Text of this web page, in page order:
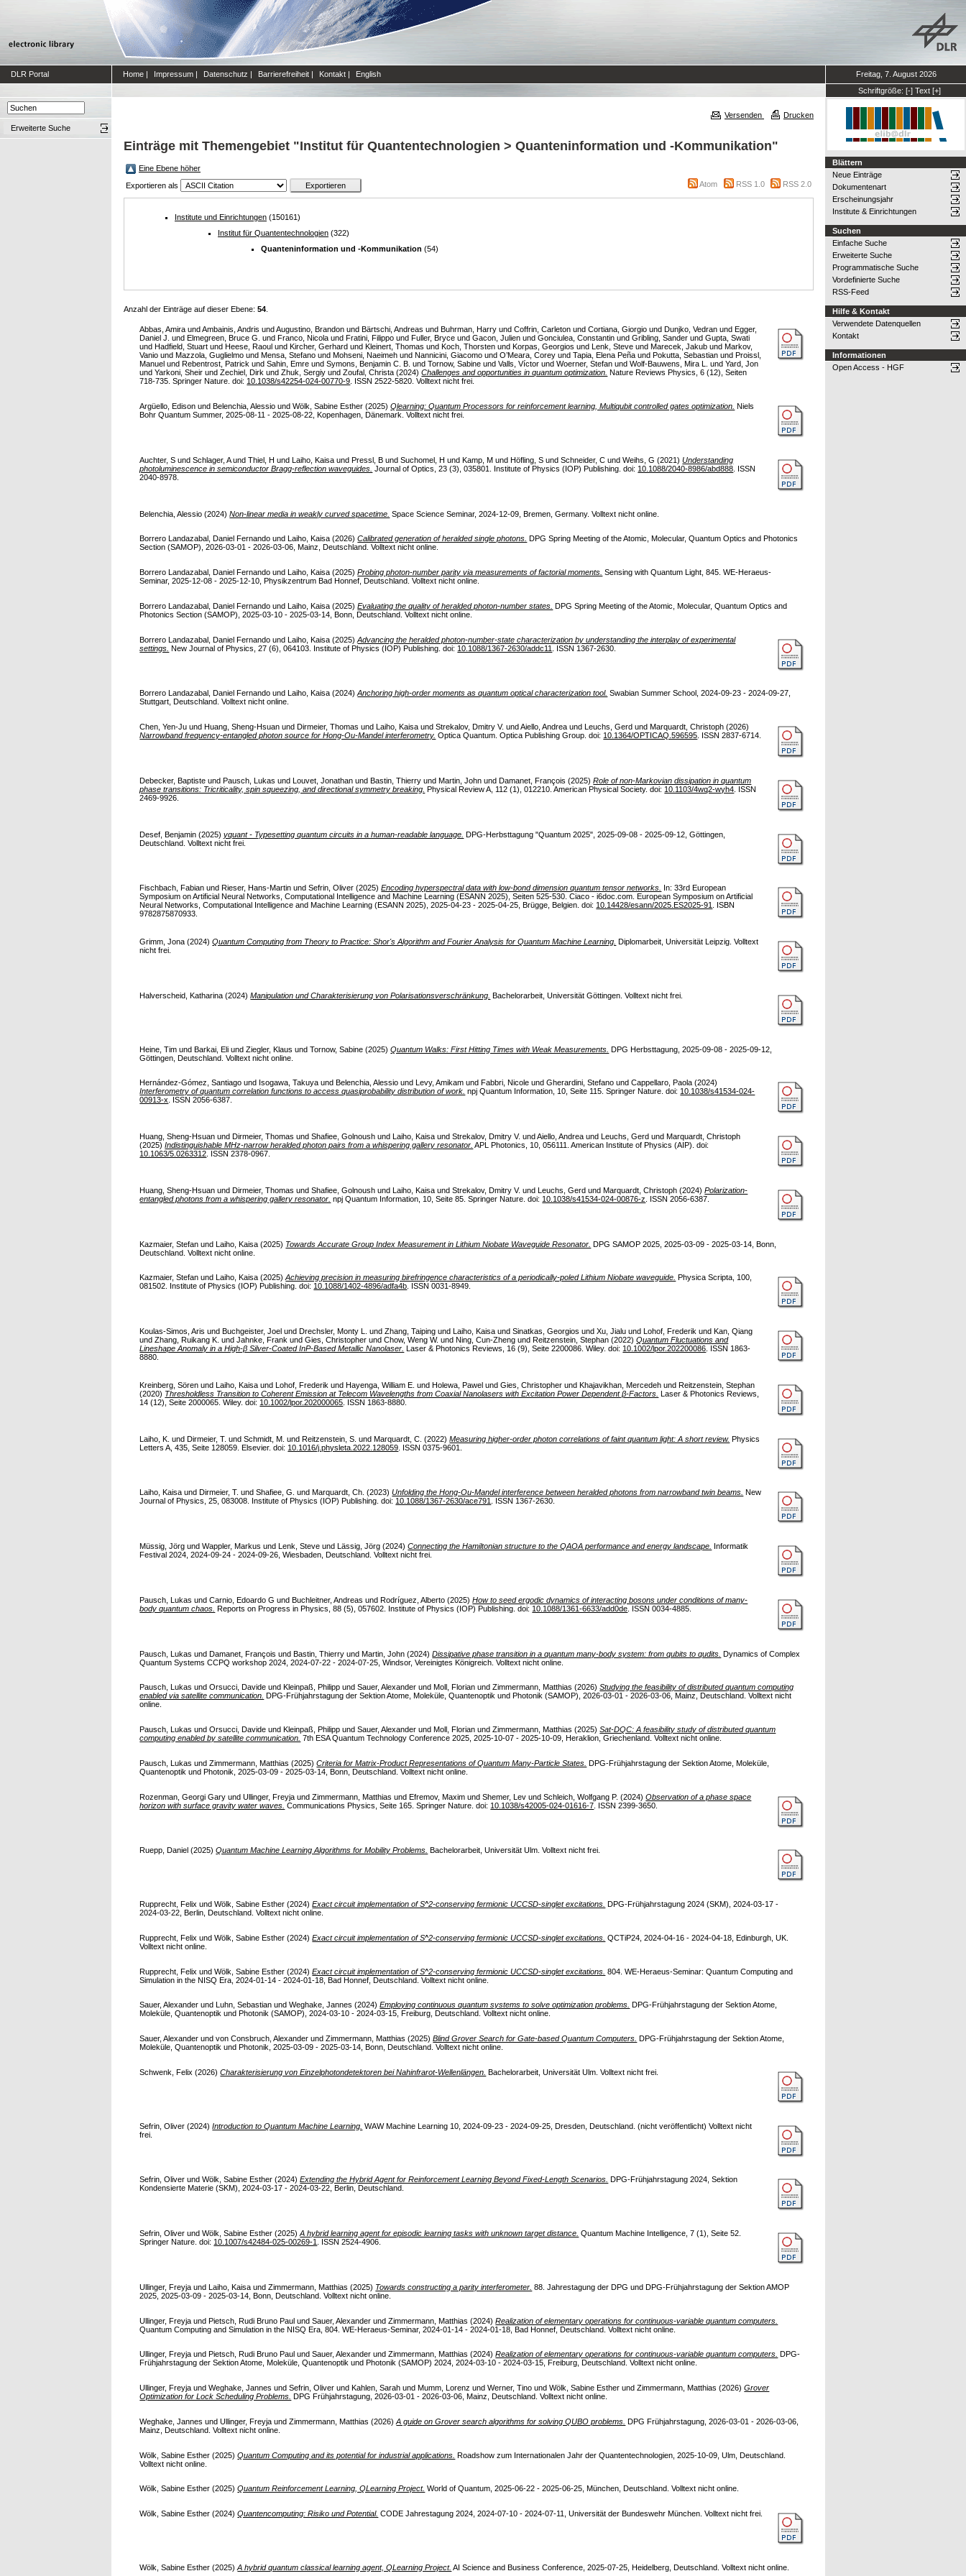
DLR Portal Home | Impressum | Datenschutz | Barrierefreiheit | Kontakt | English
Freitag, 7. August 2026
Schriftgröße: [-] Text [+]
Erweiterte Suche
Versenden Drucken
Einträge mit Themengebiet "Institut für Quantentechnologien > Quanteninformation und -Kommunikation"
Eine Ebene höher
Exportieren als
Atom RSS 1.0 RSS 2.0
Institute und Einrichtungen (150161)
Institut für Quantentechnologien (322)
Quanteninformation und -Kommunikation (54)
Anzahl der Einträge auf dieser Ebene: 54
Abbas, Amira undAmbainis, Andris undAugustino, Brandon und Bärtschi, Andreas und Buhrman, Harry undCoffrin, Carleton undCortiana, Giorgio und Dunjko, Vedran und Egger,
Daniel J. und Elmegreen, Bruce G. und Franco, Nicola und Fratini, Filippo und Fuller, Bryce undGacon, Julien undGonciulea, Constantin undGribling, Sander undGupta, Swati
und Hadfield, Stuart und Heese, Raoul und Kircher, Gerhard und Kleinert, Thomas und Koch, Thorsten und Korpas, Georgios und Lenk, Steve und Marecek, Jakub und Markov,
Vanio und Mazzola, Guglielmo und Mensa, Stefano und Mohseni, Naeimeh und Nannicini, Giacomo undO’Meara, Corey undTapia, Elena Peña und Pokutta, Sebastian und Proissl,
Manuel und Rebentrost, Patrick undSahin, Emre undSymons, Benjamin C. B. undTornow, Sabine undValls, Víctor undWoerner, Stefan undWolf-Bauwens, Mira L. undYard, Jon
undYarkoni, Sheir undZechiel, Dirk undZhuk, Sergiy undZoufal, Christa (2024)Challenges and opportunities in quantum optimization. Nature Reviews Physics, 6 (12), Seiten
718-735. Springer Nature. doi: 10.1038/s42254-024-00770-9 . ISSN 2522-5820. Volltext nicht frei.
Argüello, Edison undBelenchia, Alessio undWölk, Sabine Esther (2025)Qlearning: Quantum Processors for reinforcement learning, Multiqubit controlled gates optimization. Niels
Bohr Quantum Summer, 2025-08-11 - 2025-08-22, Kopenhagen, Dänemark. Volltext nicht frei.
Auchter, S undSchlager, AundThiel, H undLaiho, Kaisa undPressl, B undSuchomel, H undKamp, M undHöfling, S undSchneider, C undWeihs, G (2021)Understanding
photoluminescence in semiconductor Bragg-reflection waveguides. Journal of Optics, 23 (3), 035801. Institute of Physics (IOP) Publishing. doi: 10.1088/2040-8986/abd888 . ISSN
2040-8978.
Belenchia, Alessio (2024)Non-linear media in weakly curved spacetime. Space Science Seminar, 2024-12-09, Bremen, Germany. Volltext nicht online.
Borrero Landazabal, Daniel Fernando und Laiho, Kaisa (2026)Calibrated generation of heralded single photons.
DPG Spring Meeting of the Atomic, Molecular, Quantum Optics and Photonics
Section (SAMOP), 2026-03-01 - 2026-03-06, Mainz, Deutschland. Volltext nicht online.
Borrero Landazabal, Daniel Fernando undLaiho, Kaisa (2025)Probing photon-number parity via measurements of factorial moments. Sensing with Quantum Light, 845. WE-Heraeus-
Seminar, 2025-12-08 - 2025-12-10, Physikzentrum Bad Honnef, Deutschland. Volltext nicht online.
Borrero Landazabal, Daniel Fernando undLaiho, Kaisa (2025)Evaluating the quality of heralded photon-number states. DPG Spring Meeting of the Atomic, Molecular, Quantum Optics and
Photonics Section (SAMOP), 2025-03-10 - 2025-03-14, Bonn, Deutschland. Volltext nicht online.
Borrero Landazabal, Daniel Fernando undLaiho, Kaisa (2025)Advancing the heralded photon-number-state characterization by understanding the interplay of experimental
settings. New Journal of Physics, 27 (6), 064103. Institute of Physics (IOP) Publishing. doi: 10.1088/1367-2630/addc11 . ISSN 1367-2630.
Borrero Landazabal, Daniel Fernando und Laiho, Kaisa (2024)Anchoring high-order moments as quantum optical characterization tool. Swabian Summer School, 2024-09-23 - 2024-09-27,
Stuttgart, Deutschland. Volltext nicht online.
Chen, Yen-Ju undHuang, Sheng-Hsuan undDirmeier, Thomas undLaiho, Kaisa undStrekalov, Dmitry V. undAiello, Andrea undLeuchs, Gerd undMarquardt, Christoph (2026)
Narrowband frequency-entangled photon source for Hong-Ou-Mandel interferometry. Optica Quantum. Optica Publishing Group. doi: 10.1364/OPTICAQ.596595 . ISSN 2837-6714.
Debecker, Baptiste undPausch, Lukas undLouvet, Jonathan undBastin, Thierry undMartin, John undDamanet, François (2025)Role of non-Markovian dissipation in quantum
phase transitions: Tricriticality, spin squeezing, and directional symmetry breaking. Physical Review A, 112 (1), 012210. American Physical Society. doi: 10.1103/4wq2-wyh4 . ISSN
2469-9926.
Desef, Benjamin (2025)yquant - Typesetting quantum circuits in a human-readable language. DPG-Herbsttagung "Quantum 2025", 2025-09-08 - 2025-09-12, Göttingen,
Deutschland. Volltext nicht frei.
Fischbach, Fabian und Rieser, Hans-Martin undSefrin, Oliver (2025)Encoding hyperspectral data with low-bond dimension quantum tensor networks.
In: 33rd European
Symposium on Artificial Neural Networks, Computational Intelligence and Machine Learning (ESANN 2025), Seiten 525-530. Ciaco - i6doc.com. European Symposium on Artificial
Neural Networks, Computational Intelligence and Machine Learning (ESANN 2025), 2025-04-23 - 2025-04-25, Brügge, Belgien. doi: 10.14428/esann/2025.ES2025-91
. ISBN
9782875870933.
Grimm, Jona (2024)Quantum Computing from Theory to Practice: Shor's Algorithm and Fourier Analysis for Quantum Machine Learning. Diplomarbeit, Universität Leipzig. Volltext
nicht frei.
Halverscheid, Katharina (2024)Manipulation und Charakterisierung von Polarisationsverschränkung. Bachelorarbeit, Universität Göttingen. Volltext nicht frei.
Heine, Tim undBarkai, Eli undZiegler, Klaus undTornow, Sabine (2025)Quantum Walks: First Hitting Times with Weak Measurements. DPG Herbsttagung, 2025-09-08 - 2025-09-12,
Göttingen, Deutschland. Volltext nicht online.
Hernández-Gómez, Santiago und Isogawa, Takuya und Belenchia, Alessio und Levy, Amikam und Fabbri, Nicole undGherardini, Stefano undCappellaro, Paola (2024)
Interferometry of quantum correlation functions to access quasiprobability distribution of work. npj Quantum Information, 10, Seite 115. Springer Nature. doi: 10.1038/s41534-024-
00913-x
. ISSN 2056-6387.
Huang, Sheng-Hsuan undDirmeier, Thomas undShafiee, Golnoush undLaiho, Kaisa undStrekalov, Dmitry V. undAiello, Andrea undLeuchs, Gerd undMarquardt, Christoph
(2025)Indistinguishable MHz-narrow heralded photon pairs from a whispering gallery resonator. APL Photonics, 10, 056111. American Institute of Physics (AIP). doi:
10.1063/5.0263312 . ISSN 2378-0967.
Huang, Sheng-Hsuan undDirmeier, Thomas undShafiee, Golnoush undLaiho, Kaisa undStrekalov, Dmitry V. undLeuchs, Gerd undMarquardt, Christoph (2024)Polarization-
entangled photons from a whispering gallery resonator. npj Quantum Information, 10, Seite 85. Springer Nature. doi: 10.1038/s41534-024-00876-z . ISSN 2056-6387.
Kazmaier, Stefan undLaiho, Kaisa (2025) Towards Accurate Group Index Measurement in Lithium Niobate Waveguide Resonator. DPG SAMOP 2025, 2025-03-09 - 2025-03-14, Bonn,
Deutschland. Volltext nicht online.
Kazmaier, Stefan und Laiho, Kaisa (2025)Achieving precision in measuring birefringence characteristics of a periodically-poled Lithium Niobate waveguide.
Physica Scripta, 100,
081502. Institute of Physics (IOP) Publishing. doi: 10.1088/1402-4896/adfa4b . ISSN 0031-8949.
Koulas‐Simos, Aris undBuchgeister, Joel undDrechsler, Monty L. undZhang, Taiping undLaiho, Kaisa undSinatkas, Georgios undXu, Jialu undLohof, Frederik undKan, Qiang
undZhang, Ruikang K. undJahnke, Frank undGies, Christopher undChow, Weng W. undNing, Cun‐Zheng undReitzenstein, Stephan (2022)Quantum Fluctuations and
Lineshape Anomaly in a High‐β Silver‐Coated InP‐Based Metallic Nanolaser. Laser & Photonics Reviews, 16 (9), Seite 2200086. Wiley. doi: 10.1002/lpor.202200086 . ISSN 1863-
8880.
Kreinberg, Sören undLaiho, Kaisa undLohof, Frederik undHayenga, William E. undHolewa, Pawel undGies, Christopher undKhajavikhan, Mercedeh undReitzenstein, Stephan
(2020) Thresholdless Transition to Coherent Emission at Telecom Wavelengths from Coaxial Nanolasers with Excitation Power Dependent β‐Factors. Laser & Photonics Reviews,
14 (12), Seite 2000065. Wiley. doi: 10.1002/lpor.202000065 . ISSN 1863-8880.
Laiho, K. undDirmeier, T. undSchmidt, M. undReitzenstein, S. undMarquardt, C. (2022)Measuring higher-order photon correlations of faint quantum light: A short review. Physics
Letters A, 435, Seite 128059. Elsevier. doi: 10.1016/j.physleta.2022.128059 . ISSN 0375-9601.
Laiho, Kaisa und Dirmeier, T. undShafiee, G. und Marquardt, Ch. (2023)Unfolding the Hong-Ou-Mandel interference between heralded photons from narrowband twin beams. New
Journal of Physics, 25, 083008. Institute of Physics (IOP) Publishing. doi: 10.1088/1367-2630/ace791 . ISSN 1367-2630.
Müssig, Jörg undWappler, Markus undLenk, Steve undLässig, Jörg (2024)Connecting the Hamiltonian structure to the QAOA performance and energy landscape. Informatik
Festival 2024, 2024-09-24 - 2024-09-26, Wiesbaden, Deutschland. Volltext nicht frei.
Pausch, Lukas undCarnio, Edoardo G undBuchleitner, Andreas undRodríguez, Alberto (2025)How to seed ergodic dynamics of interacting bosons under conditions of many-
body quantum chaos. Reports on Progress in Physics, 88 (5), 057602. Institute of Physics (IOP) Publishing. doi: 10.1088/1361-6633/add0de . ISSN 0034-4885.
Pausch, Lukas undDamanet, François undBastin, Thierry undMartin, John (2024)Dissipative phase transition in a quantum many-body system: from qubits to qudits. Dynamics of Complex
Quantum Systems CCPQ workshop 2024, 2024-07-22 - 2024-07-25, Windsor, Vereinigtes Königreich. Volltext nicht online.
Pausch, Lukas undOrsucci, Davide und Kleinpaß, Philipp undSauer, Alexander und Moll, Florian undZimmermann, Matthias (2026)Studying the feasibility of distributed quantum computing
enabled via satellite communication.
DPG-Frühjahrstagung der Sektion Atome, Moleküle, Quantenoptik und Photonik (SAMOP), 2026-03-01 - 2026-03-06, Mainz, Deutschland. Volltext nicht
online.
Pausch, Lukas undOrsucci, Davide undKleinpaß, Philipp undSauer, Alexander undMoll, Florian undZimmermann, Matthias (2025)Sat-DQC: A feasibility study of distributed quantum
computing enabled by satellite communication. 7th ESA Quantum Technology Conference 2025, 2025-10-07 - 2025-10-09, Heraklion, Griechenland. Volltext nicht online.
Pausch, Lukas undZimmermann, Matthias (2025)Criteria for Matrix-Product Representations of Quantum Many-Particle States. DPG-Frühjahrstagung der Sektion Atome, Moleküle,
Quantenoptik und Photonik, 2025-03-09 - 2025-03-14, Bonn, Deutschland. Volltext nicht online.
Rozenman, Georgi Gary undUllinger, Freyja undZimmermann, Matthias undEfremov, Maxim undShemer, Lev undSchleich, Wolfgang P. (2024)Observation of a phase space
horizon with surface gravity water waves. Communications Physics, Seite 165. Springer Nature. doi: 10.1038/s42005-024-01616-7 . ISSN 2399-3650.
Ruepp, Daniel (2025)Quantum Machine Learning Algorithms for Mobility Problems. Bachelorarbeit, Universität Ulm. Volltext nicht frei.
Rupprecht, Felix undWölk, Sabine Esther (2024)Exact circuit implementation of S^2-conserving fermionic UCCSD-singlet excitations. DPG-Frühjahrstagung 2024 (SKM), 2024-03-17 -
2024-03-22, Berlin, Deutschland. Volltext nicht online.
Rupprecht, Felix undWölk, Sabine Esther (2024)Exact circuit implementation of S^2-conserving fermionic UCCSD-singlet excitations. QCTiP24, 2024-04-16 - 2024-04-18, Edinburgh, UK.
Volltext nicht online.
Rupprecht, Felix undWölk, Sabine Esther (2024)Exact circuit implementation of S^2-conserving fermionic UCCSD-singlet excitations. 804. WE-Heraeus-Seminar: Quantum Computing and
Simulation in the NISQ Era, 2024-01-14 - 2024-01-18, Bad Honnef, Deutschland. Volltext nicht online.
Sauer, Alexander und Luhn, Sebastian undWeghake, Jannes (2024)Employing continuous quantum systems to solve optimization problems.
DPG-Frühjahrstagung der Sektion Atome,
Moleküle, Quantenoptik und Photonik (SAMOP), 2024-03-10 - 2024-03-15, Freiburg, Deutschland. Volltext nicht online.
Sauer, Alexander undvon Consbruch, Alexander undZimmermann, Matthias (2025)Blind Grover Search for Gate-based Quantum Computers. DPG-Frühjahrstagung der Sektion Atome,
Moleküle, Quantenoptik und Photonik, 2025-03-09 - 2025-03-14, Bonn, Deutschland. Volltext nicht online.
Schwenk, Felix (2026)Charakterisierung von Einzelphotondetektoren bei Nahinfrarot-Wellenlängen. Bachelorarbeit, Universität Ulm. Volltext nicht frei.
Sefrin, Oliver (2024)Introduction to Quantum Machine Learning. WAW Machine Learning 10, 2024-09-23 - 2024-09-25, Dresden, Deutschland. (nicht veröffentlicht) Volltext nicht
frei.
Sefrin, Oliver undWölk, Sabine Esther (2024)Extending the Hybrid Agent for Reinforcement Learning Beyond Fixed-Length Scenarios.
DPG-Frühjahrstagung 2024, Sektion
Kondensierte Materie (SKM), 2024-03-17 - 2024-03-22, Berlin, Deutschland.
Sefrin, Oliver undWölk, Sabine Esther (2025)A hybrid learning agent for episodic learning tasks with unknown target distance. Quantum Machine Intelligence, 7 (1), Seite 52.
Springer Nature. doi: 10.1007/s42484-025-00269-1 . ISSN 2524-4906.
Ullinger, Freyja undLaiho, Kaisa undZimmermann, Matthias (2025) Towards constructing a parity interferometer. 88. Jahrestagung der DPG und DPG-Frühjahrstagung der Sektion AMOP
2025, 2025-03-09 - 2025-03-14, Bonn, Deutschland. Volltext nicht online.
Ullinger, Freyja undPietsch, Rudi Bruno Paul undSauer, Alexander undZimmermann, Matthias (2024)Realization of elementary operations for continuous-variable quantum computers.
Quantum Computing and Simulation in the NISQ Era, 804. WE-Heraeus-Seminar, 2024-01-14 - 2024-01-18, Bad Honnef, Deutschland. Volltext nicht online.
Ullinger, Freyja und Pietsch, Rudi Bruno Paul undSauer, Alexander undZimmermann, Matthias (2024)Realization of elementary operations for continuous-variable quantum computers.
DPG-
Frühjahrstagung der Sektion Atome, Moleküle, Quantenoptik und Photonik (SAMOP) 2024, 2024-03-10 - 2024-03-15, Freiburg, Deutschland. Volltext nicht online.
Ullinger, Freyja undWeghake, Jannes undSefrin, Oliver undKahlen, Sarah undMumm, Lorenz undWerner, Tino undWölk, Sabine Esther undZimmermann, Matthias (2026)Grover
Optimization for Lock Scheduling Problems. DPG Frühjahrstagung, 2026-03-01 - 2026-03-06, Mainz, Deutschland. Volltext nicht online.
Weghake, Jannes undUllinger, Freyja undZimmermann, Matthias (2026)A guide on Grover search algorithms for solving QUBO problems. DPG Frühjahrstagung, 2026-03-01 - 2026-03-06,
Mainz, Deutschland. Volltext nicht online.
Wölk, Sabine Esther (2025)Quantum Computing and its potential for industrial applications. Roadshow zum Internationalen Jahr der Quantentechnologien, 2025-10-09, Ulm, Deutschland.
Volltext nicht online.
Wölk, Sabine Esther (2025)Quantum Reinforcement Learning, QLearning Project. World of Quantum, 2025-06-22 - 2025-06-25, München, Deutschland. Volltext nicht online.
Wölk, Sabine Esther (2024)Quantencomputing: Risiko und Potential. CODE Jahrestagung 2024, 2024-07-10 - 2024-07-11, Universität der Bundeswehr München. Volltext nicht frei.
Wölk, Sabine Esther (2025)A hybrid quantum classical learning agent, QLearning Project. AI Science and Business Conference, 2025-07-25, Heidelberg, Deutschland. Volltext nicht online.
Blättern
Neue Einträge
Dokumentenart
Erscheinungsjahr
Institute & Einrichtungen
Suchen
Einfache Suche
Erweiterte Suche
Programmatische Suche
Vordefinierte Suche
RSS-Feed
Hilfe & Kontakt
Verwendete Datenquellen
Kontakt
Informationen
Open Access - HGF